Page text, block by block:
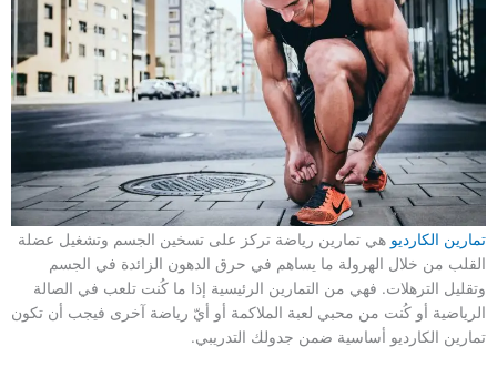
تمارين الكارديو هي تمارين رياضة تركز على تسخين الجسم وتشغيل عضلة
القلب من خلال الهرولة ما يساهم في حرق الدهون الزائدة في الجسم
وتقليل الترهلات. فهي من التمارين الرئيسية إذا ما كُنت تلعب في الصالة
الرياضية أو كُنت من محبي لعبة الملاكمة أو أيّ رياضة آخرى فيجب أن تكون
تمارين الكارديو أساسية ضمن جدولك التدريبي.